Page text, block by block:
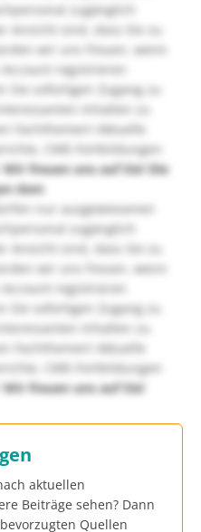
zugänglich
Ansicht sind, dass Sie zu
wir uns freuen, wenn
registrieren
Sie sofortigen Zugang zu
Inhalten zu
Fachthemen! Aktuelle
CME-Fortbildungen
Wir freuen uns auf Sie! Die
dem
nur ausgewiesenen
zugänglich
Ansicht sind, dass Sie zu
wir uns freuen, wenn
registrieren
Sie sofortigen Zugang zu
Inhalten zu
Fachthemen! Aktuelle
CME-Fortbildungen
Wir freuen uns auf Sie!
aktuellen
Beiträge sehen? Dann
Quellen